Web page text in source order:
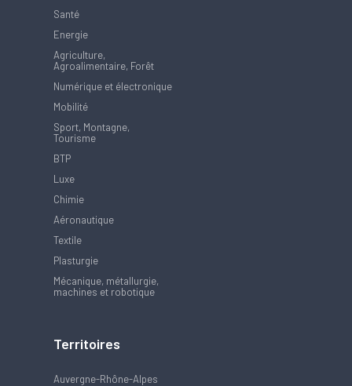
Santé
Energie
Agriculture,
Agroalimentaire, Forêt
Numérique et électronique
Mobilité
Sport, Montagne,
Tourisme
BTP
Luxe
Chimie
Aéronautique
Textile
Plasturgie
Mécanique, métallurgie,
machines et robotique
Territoires
Auvergne-Rhône-Alpes